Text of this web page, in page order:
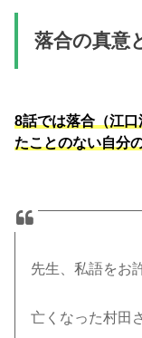
落合の真意
8話では落合（江
たことのない自分
先生、私語をお
亡くなった村田